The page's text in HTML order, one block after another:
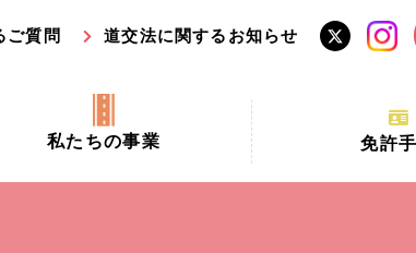
ご質問 道交法に関するお知らせ
私たちの事業
通安全活動推進センター事業
免許
手続場所の対